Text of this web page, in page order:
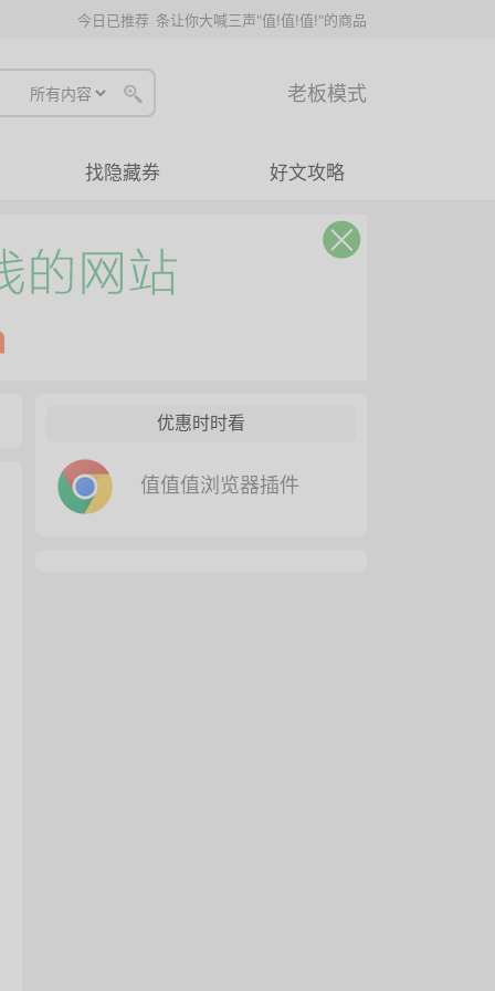
今日已推荐 条让你大喊三声"值!值!值!"的商品
老板模式
找隐藏券 好文攻略
优惠时时看
值值值浏览器插件